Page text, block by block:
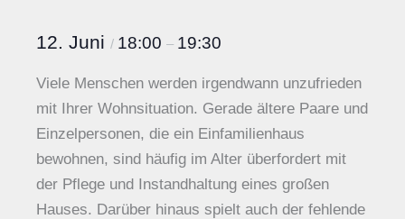
12. Juni / 18:00 – 19:30
Viele Menschen werden irgendwann unzufrieden
mit Ihrer Wohnsituation. Gerade ältere Paare und
Einzelpersonen, die ein Einfamilienhaus
bewohnen, sind häufig im Alter überfordert mit
der Pflege und Instandhaltung eines großen
Hauses. Darüber hinaus spielt auch der fehlende